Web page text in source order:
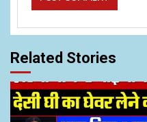
Related Stories